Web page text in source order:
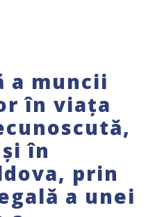
a muncii
în viața
în
prin
a unei